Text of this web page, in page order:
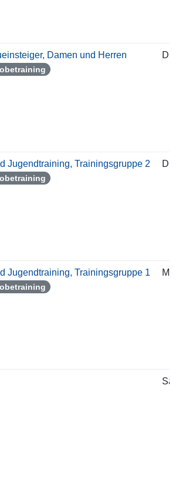
Damen und Herren
Jugendtraining, Trainingsgruppe 2
Jugendtraining, Trainingsgruppe 1